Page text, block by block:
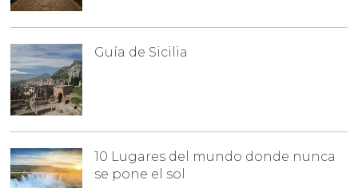
Guía de Sicilia
10 Lugares del mundo donde nunca
se pone el sol